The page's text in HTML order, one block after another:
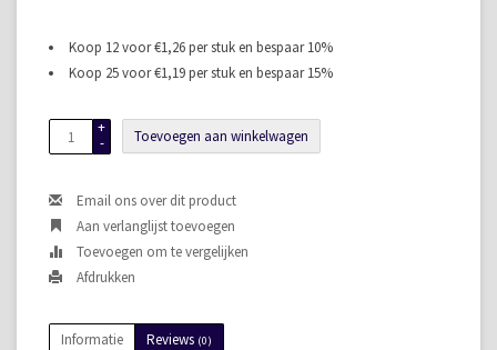
Koop 12 voor €1,26 per stuk en bespaar 10%
Koop 25 voor €1,19 per stuk en bespaar 15%
+
-
Toevoegen aan winkelwagen
Email ons over dit product
Aan verlanglijst toevoegen
Toevoegen om te vergelijken
Afdrukken
Informatie Reviews (0)